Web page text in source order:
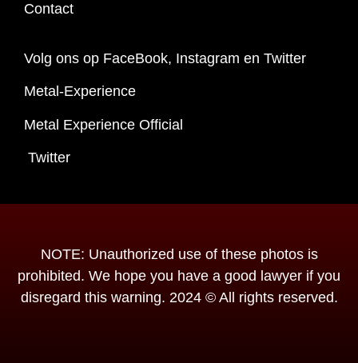
Contact
Volg ons op FaceBook, Instagram en Twitter
Metal-Experience
Metal Experience Official
Twitter
NOTE: Unauthorized use of these photos is
prohibited. We hope you have a good lawyer if you
disregard this warning. 2024 © All rights reserved.